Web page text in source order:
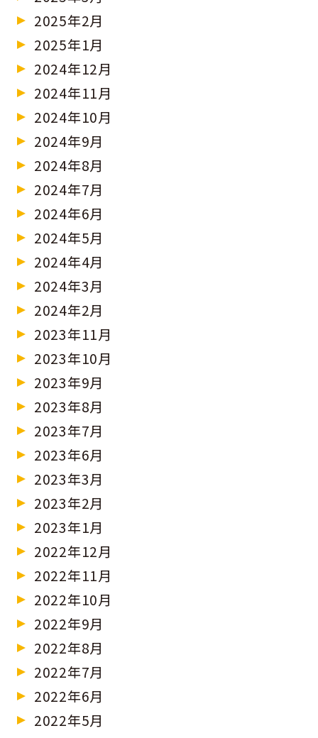
2025年2月
2025年1月
2024年12月
2024年11月
2024年10月
2024年9月
2024年8月
2024年7月
2024年6月
2024年5月
2024年4月
2024年3月
2024年2月
2023年11月
2023年10月
2023年9月
2023年8月
2023年7月
2023年6月
2023年3月
2023年2月
2023年1月
2022年12月
2022年11月
2022年10月
2022年9月
2022年8月
2022年7月
2022年6月
2022年5月